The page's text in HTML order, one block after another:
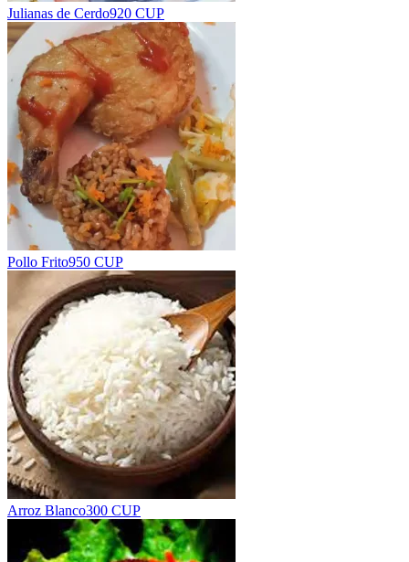
Julianas de Cerdo920 CUP
Pollo Frito950 CUP
Arroz Blanco300 CUP